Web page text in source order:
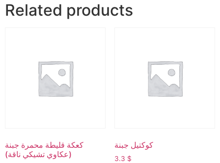
Related products
كعكة قليطة محمرة جبنة
(عكاوي تشيكي ناقة)
كوكتيل جبنة
3.3 $